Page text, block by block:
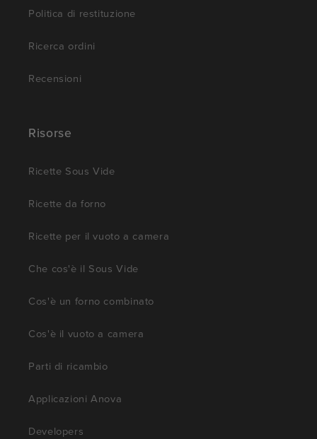
Politica di restituzione
Ricerca ordini
Recensioni
Risorse
Ricette Sous Vide
Ricette da forno
Ricette per il vuoto a camera
Che cos'è il Sous Vide
Cos'è un forno combinato
Cos'è il vuoto a camera
Parti di ricambio
Applicazioni Anova
Developers